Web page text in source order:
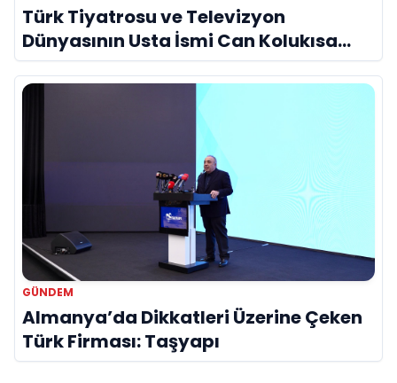
Türk Tiyatrosu ve Televizyon
Dünyasının Usta İsmi Can Kolukısa
Hayatını Kaybetti
GÜNDEM
Almanya’da Dikkatleri Üzerine Çeken
Türk Firması: Taşyapı